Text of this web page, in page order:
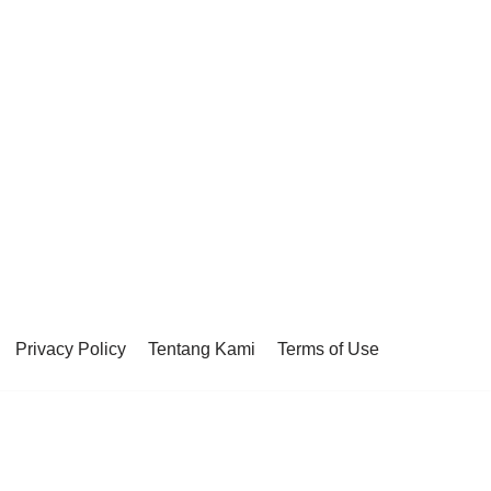
Privacy Policy Tentang Kami Terms of Use